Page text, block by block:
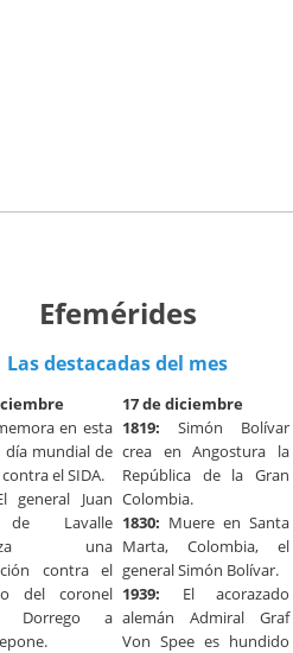
Efemérides
Las destacadas del mes
en esta
día mundial de
el SIDA.
general Juan
Lavalle
una
contra el
del coronel
Dorrego a
17 de diciembre
1819: Simón Bolívar
crea en Angostura la
República de la Gran
Colombia.
1830: Muere en Santa
Marta, Colombia, el
general Simón Bolívar.
1939: El acorazado
alemán Admiral Graf
Von Spee es hundido